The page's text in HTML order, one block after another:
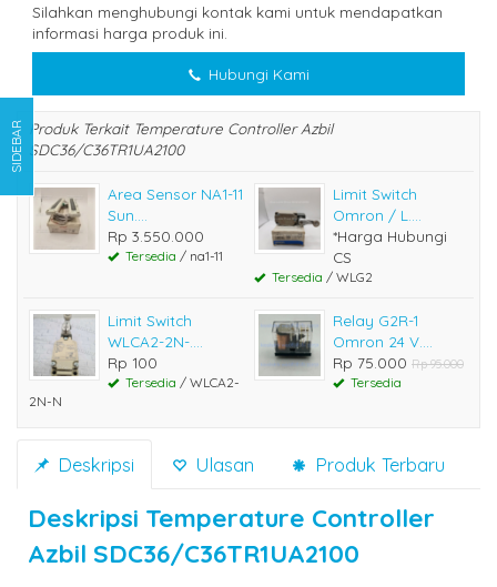
Silahkan menghubungi kontak kami untuk mendapatkan
informasi harga produk ini.
Hubungi Kami
Produk Terkait Temperature Controller Azbil
SDC36/C36TR1UA2100
Area Sensor NA1-11
Sun....
Rp 3.550.000
Tersedia / na1-11
Limit Switch
Omron / L....
*Harga Hubungi
CS
Tersedia / WLG2
Limit Switch
WLCA2-2N-....
Rp 100
Tersedia / WLCA2-
2N-N
Relay G2R-1
Omron 24 V....
Rp 75.000 Rp 95.000
Tersedia
Deskripsi Ulasan Produk Terbaru
Deskripsi Temperature Controller
Azbil SDC36/C36TR1UA2100
SIDEBAR